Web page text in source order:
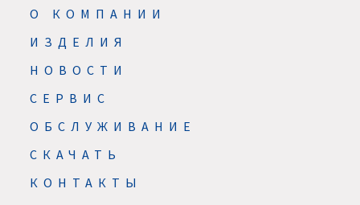
О КОМПАНИИ
ИЗДЕЛИЯ
НОВОСТИ
CЕРВИС
ОБСЛУЖИВАНИЕ
СКАЧАТЬ
КОНТАКТЫ